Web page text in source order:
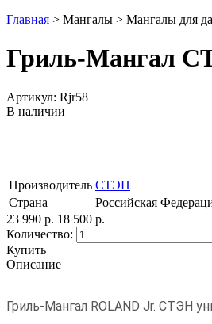
Главная > Мангалы > Мангалы для
Гриль-Мангал
Артикул: Rjr58
В наличии
Производитель СТЭН
Страна
Российская
23 990 р. 18 500 р.
Количество:
Купить
Описание
Гриль-Мангал ROLAND Jr. СТЭН